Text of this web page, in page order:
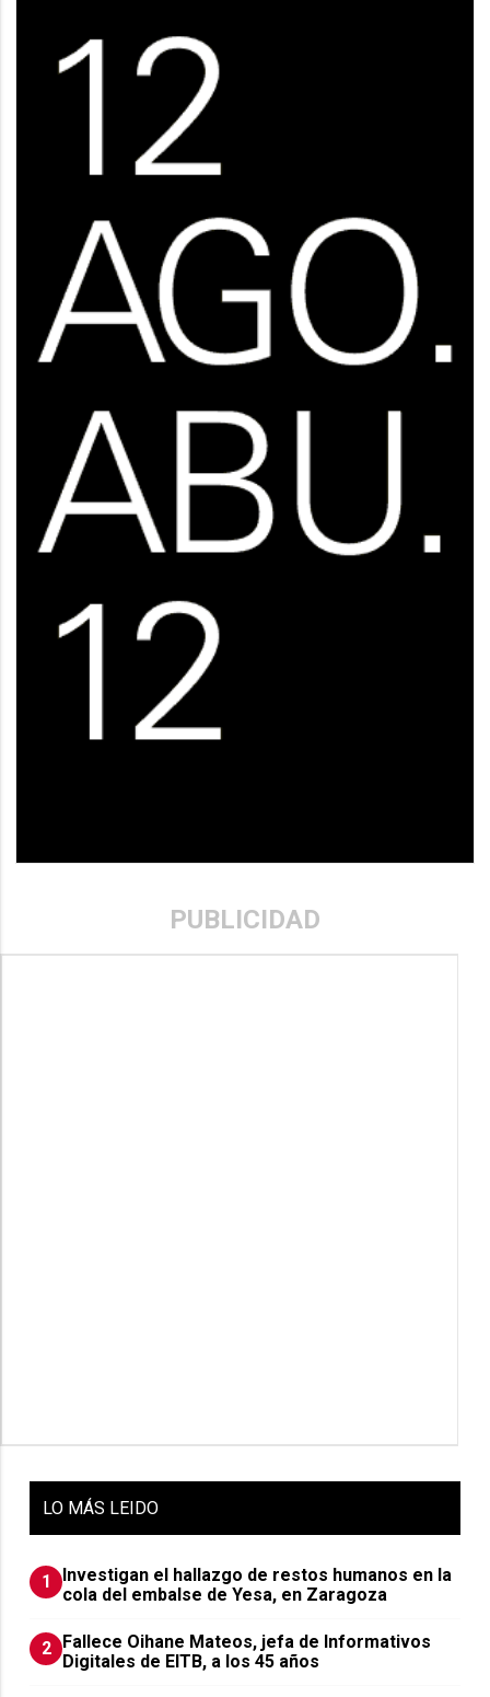
PUBLICIDAD
LO MÁS LEIDO
1
Investigan el hallazgo de restos humanos en la
cola del embalse de Yesa, en Zaragoza
2
Fallece Oihane Mateos, jefa de Informativos
Digitales de EITB, a los 45 años